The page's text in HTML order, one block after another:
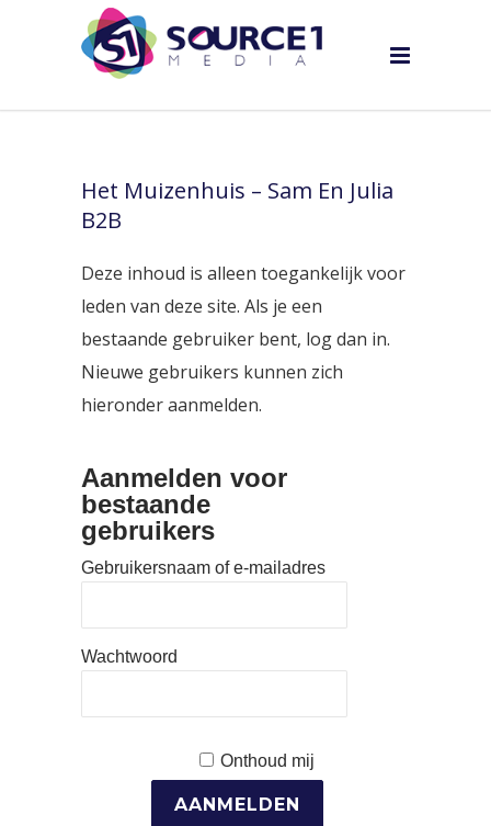
Het Muizenhuis – Sam En Julia
B2B
Deze inhoud is alleen toegankelijk voor
leden van deze site. Als je een
bestaande gebruiker bent, log dan in.
Nieuwe gebruikers kunnen zich
hieronder aanmelden.
Aanmelden voor
bestaande
gebruikers
Gebruikersnaam of e-mailadres
Wachtwoord
Onthoud mij